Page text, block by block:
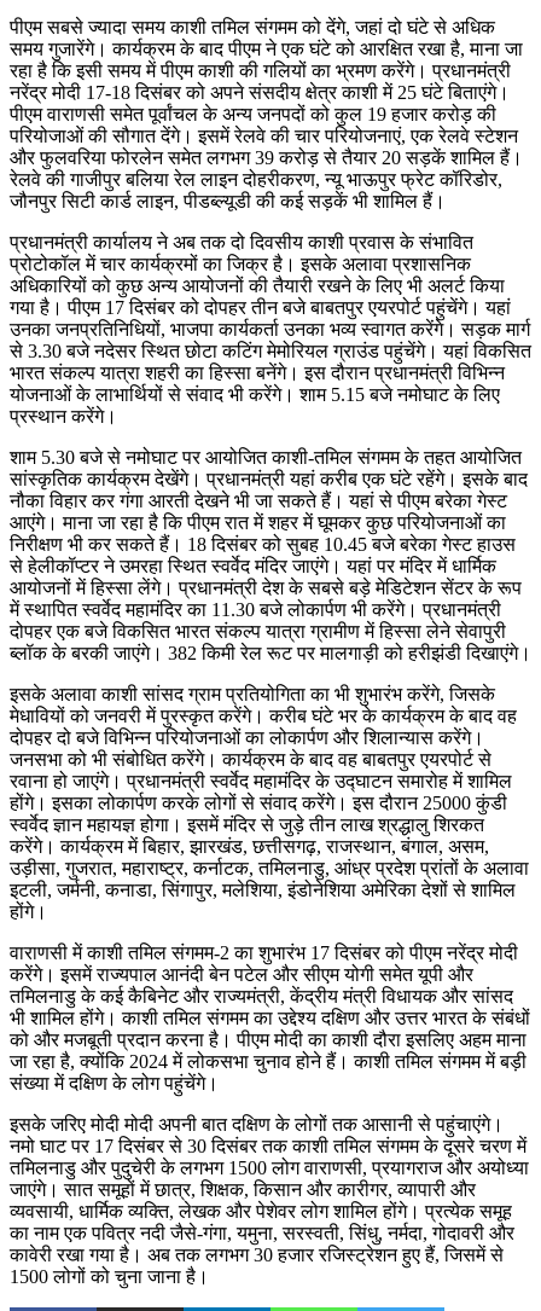
पीएम सबसे ज्यादा समय काशी तमिल संगमम को देंगे, जहां दो घंटे से अधिक
समय गुजारेंगे। कार्यक्रम के बाद पीएम ने एक घंटे को आरक्षित रखा है, माना जा
रहा है कि इसी समय में पीएम काशी की गलियों का भ्रमण करेंगे। प्रधानमंत्री
नरेंद्र मोदी 17-18 दिसंबर को अपने संसदीय क्षेत्र काशी में 25 घंटे बिताएंगे।
पीएम वाराणसी समेत पूर्वांचल के अन्य जनपदों को कुल 19 हजार करोड़ की
परियोजाओं की सौगात देंगे। इसमें रेलवे की चार परियोजनाएं, एक रेलवे स्टेशन
और फुलवरिया फोरलेन समेत लगभग 39 करोड़ से तैयार 20 सड़कें शामिल हैं।
रेलवे की गाजीपुर बलिया रेल लाइन दोहरीकरण, न्यू भाऊपुर फ्रेट कॉरिडोर,
जौनपुर सिटी कार्ड लाइन, पीडब्ल्यूडी की कई सड़कें भी शामिल हैं।
प्रधानमंत्री कार्यालय ने अब तक दो दिवसीय काशी प्रवास के संभावित
प्रोटोकॉल में चार कार्यक्रमों का जिक्र है। इसके अलावा प्रशासनिक
अधिकारियों को कुछ अन्य आयोजनों की तैयारी रखने के लिए भी अलर्ट किया
गया है। पीएम 17 दिसंबर को दोपहर तीन बजे बाबतपुर एयरपोर्ट पहुंचेंगे। यहां
उनका जनप्रतिनिधियों, भाजपा कार्यकर्ता उनका भव्य स्वागत करेंगे। सड़क मार्ग
से 3.30 बजे नदेसर स्थित छोटा कटिंग मेमोरियल ग्राउंड पहुंचेंगे। यहां विकसित
भारत संकल्प यात्रा शहरी का हिस्सा बनेंगे। इस दौरान प्रधानमंत्री विभिन्न
योजनाओं के लाभार्थियों से संवाद भी करेंगे। शाम 5.15 बजे नमोघाट के लिए
प्रस्थान करेंगे।
शाम 5.30 बजे से नमोघाट पर आयोजित काशी-तमिल संगमम के तहत आयोजित
सांस्कृतिक कार्यक्रम देखेंगे। प्रधानमंत्री यहां करीब एक घंटे रहेंगे। इसके बाद
नौका विहार कर गंगा आरती देखने भी जा सकते हैं। यहां से पीएम बरेका गेस्ट
आएंगे। माना जा रहा है कि पीएम रात में शहर में घूमकर कुछ परियोजनाओं का
निरीक्षण भी कर सकते हैं। 18 दिसंबर को सुबह 10.45 बजे बरेका गेस्ट हाउस
से हेलीकॉप्टर ने उमरहा स्थित स्वर्वेद मंदिर जाएंगे। यहां पर मंदिर में धार्मिक
आयोजनों में हिस्सा लेंगे। प्रधानमंत्री देश के सबसे बड़े मेडिटेशन सेंटर के रूप
में स्थापित स्वर्वेद महामंदिर का 11.30 बजे लोकार्पण भी करेंगे। प्रधानमंत्री
दोपहर एक बजे विकसित भारत संकल्प यात्रा ग्रामीण में हिस्सा लेने सेवापुरी
ब्लॉक के बरकी जाएंगे। 382 किमी रेल रूट पर मालगाड़ी को हरीझंडी दिखाएंगे।
इसके अलावा काशी सांसद ग्राम प्रतियोगिता का भी शुभारंभ करेंगे, जिसके
मेधावियों को जनवरी में पुरस्कृत करेंगे। करीब घंटे भर के कार्यक्रम के बाद वह
दोपहर दो बजे विभिन्न परियोजनाओं का लोकार्पण और शिलान्यास करेंगे।
जनसभा को भी संबोधित करेंगे। कार्यक्रम के बाद वह बाबतपुर एयरपोर्ट से
रवाना हो जाएंगे। प्रधानमंत्री स्वर्वेद महामंदिर के उद्घाटन समारोह में शामिल
होंगे। इसका लोकार्पण करके लोगों से संवाद करेंगे। इस दौरान 25000 कुंडी
स्वर्वेद ज्ञान महायज्ञ होगा। इसमें मंदिर से जुड़े तीन लाख श्रद्धालु शिरकत
करेंगे। कार्यक्रम में बिहार, झारखंड, छत्तीसगढ़, राजस्थान, बंगाल, असम,
उड़ीसा, गुजरात, महाराष्ट्र, कर्नाटक, तमिलनाडु, आंध्र प्रदेश प्रांतों के अलावा
इटली, जर्मनी, कनाडा, सिंगापुर, मलेशिया, इंडोनेशिया अमेरिका देशों से शामिल
होंगे।
वाराणसी में काशी तमिल संगमम-2 का शुभारंभ 17 दिसंबर को पीएम नरेंद्र मोदी
करेंगे। इसमें राज्यपाल आनंदी बेन पटेल और सीएम योगी समेत यूपी और
तमिलनाडु के कई कैबिनेट और राज्यमंत्री, केंद्रीय मंत्री विधायक और सांसद
भी शामिल होंगे। काशी तमिल संगमम का उद्देश्य दक्षिण और उत्तर भारत के संबंधों
को और मजबूती प्रदान करना है। पीएम मोदी का काशी दौरा इसलिए अहम माना
जा रहा है, क्योंकि 2024 में लोकसभा चुनाव होने हैं। काशी तमिल संगमम में बड़ी
संख्या में दक्षिण के लोग पहुंचेंगे।
इसके जरिए मोदी मोदी अपनी बात दक्षिण के लोगों तक आसानी से पहुंचाएंगे।
नमो घाट पर 17 दिसंबर से 30 दिसंबर तक काशी तमिल संगमम के दूसरे चरण में
तमिलनाडु और पुदुचेरी के लगभग 1500 लोग वाराणसी, प्रयागराज और अयोध्या
जाएंगे। सात समूहों में छात्र, शिक्षक, किसान और कारीगर, व्यापारी और
व्यवसायी, धार्मिक व्यक्ति, लेखक और पेशेवर लोग शामिल होंगे। प्रत्येक समूह
का नाम एक पवित्र नदी जैसे-गंगा, यमुना, सरस्वती, सिंधु, नर्मदा, गोदावरी और
कावेरी रखा गया है। अब तक लगभग 30 हजार रजिस्ट्रेशन हुए हैं, जिसमें से
1500 लोगों को चुना जाना है।